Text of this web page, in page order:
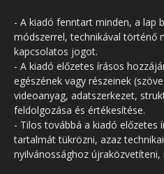
- A kiadó fenntart minden, a lap
módszerrel, technikával történő
kapcsolatos jogot.
- A kiadó előzetes írásos
egészének vagy részeinek
videoanyag, adatszerkezet,
feldolgozása és értékesítése.
- Tilos továbbá a kiadó előzetes
tartalmát tükrözni, azaz
nyilvánossághoz